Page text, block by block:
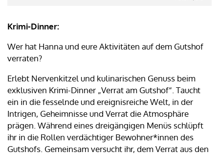
Krimi-Dinner:
Wer hat Hanna und eure Aktivitäten auf dem Gutshof
verraten?
Erlebt Nervenkitzel und kulinarischen Genuss beim
exklusiven Krimi-Dinner „Verrat am Gutshof“. Taucht
ein in die fesselnde und ereignisreiche Welt, in der
Intrigen, Geheimnisse und Verrat die Atmosphäre
prägen. Während eines dreigängigen Menüs schlüpft
ihr in die Rollen verdächtiger Bewohner*innen des
Gutshofs. Gemeinsam versucht ihr, dem Verrat aus den